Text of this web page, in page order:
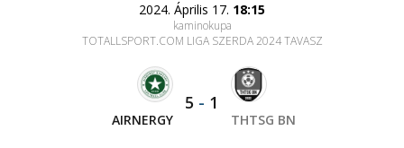
2024. Április 17. 18:15
kaminokupa
TOTALLSPORT.COM LIGA SZERDA 2024 TAVASZ
AIRNERGY
5 - 1
THTSG BN